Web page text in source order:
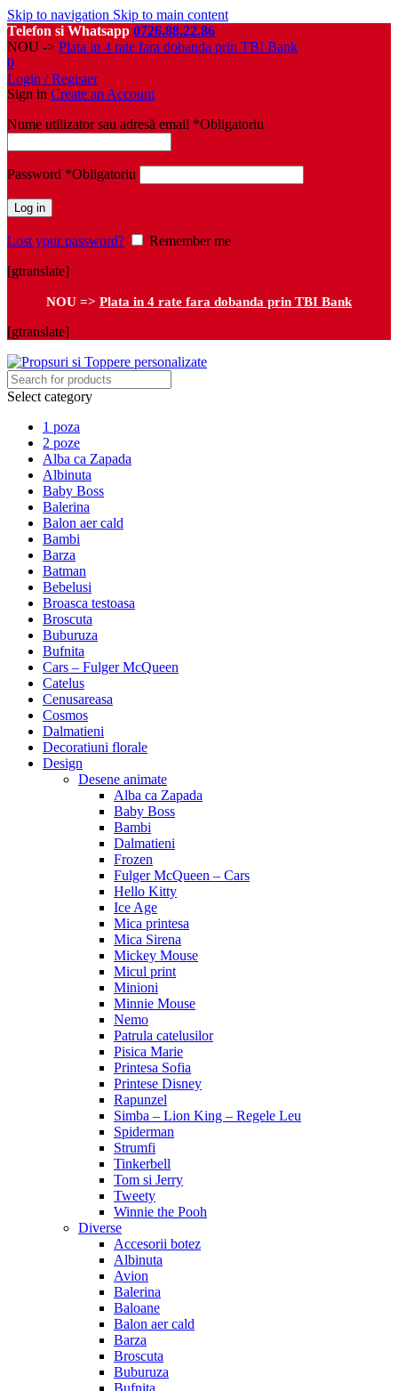
Skip to navigation Skip to main content
Telefon si Whatsapp 0726.88.22.86
NOU -> Plata in 4 rate fara dobanda prin TBI Bank
0
Login / Register
Sign in Create an Account
Nume utilizator sau adresă email *Obligatoriu
Password *Obligatoriu
Log in
Lost your password?
Remember me
[gtranslate]
NOU => Plata in 4 rate fara dobanda prin TBI Bank
[gtranslate]
Select category
1 poza
2 poze
Alba ca Zapada
Albinuta
Baby Boss
Balerina
Balon aer cald
Bambi
Barza
Batman
Bebelusi
Broasca testoasa
Broscuta
Buburuza
Bufnita
Cars – Fulger McQueen
Catelus
Cenusareasa
Cosmos
Dalmatieni
Decoratiuni florale
Design
Desene animate
Alba ca Zapada
Baby Boss
Bambi
Dalmatieni
Frozen
Fulger McQueen – Cars
Hello Kitty
Ice Age
Mica printesa
Mica Sirena
Mickey Mouse
Micul print
Minioni
Minnie Mouse
Nemo
Patrula catelusilor
Pisica Marie
Printesa Sofia
Printese Disney
Rapunzel
Simba – Lion King – Regele Leu
Spiderman
Strumfi
Tinkerbell
Tom si Jerry
Tweety
Winnie the Pooh
Diverse
Accesorii botez
Albinuta
Avion
Balerina
Baloane
Balon aer cald
Barza
Broscuta
Buburuza
Bufnita